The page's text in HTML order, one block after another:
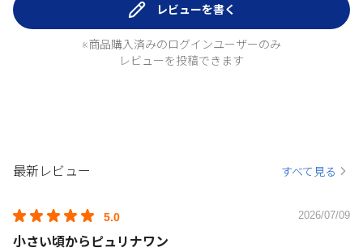
レビューを書く
※商品購入済みのログインユーザーのみ
レビューを投稿できます
最新レビュー すべて見る
5.0 2026/07/09
小さい頃からピュリナワン